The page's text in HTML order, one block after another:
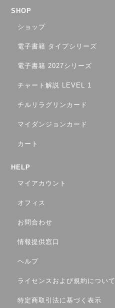
SHOP
ショップ
電子書籍 タイプシリーズ
電子書籍 2027シリーズ
チャート解説 LEVEL 1
チルリラグリンカード
マイダンジョンカード
カート
HELP
マイアカウント
オフィス
お問合わせ
情報提供窓口
ヘルプ
ライセンスおよび規約について
特定商取引法に基づく表示